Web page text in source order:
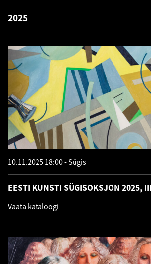
2025
EESTI KUNSTI SÜGISOKSJON 2025,
10.11.2025 18:00 Sügis
Vaata kataloogi